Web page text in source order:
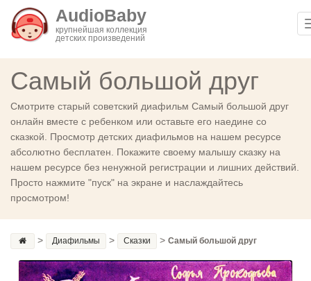
AudioBaby
крупнейшая коллекция
детских произведений
Самый большой друг
Смотрите старый советский диафильм Самый большой друг
онлайн вместе с ребенком или оставьте его наедине со
сказкой. Просмотр детских диафильмов на нашем ресурсе
абсолютно бесплатен. Покажите своему малышу сказку на
нашем ресурсе без ненужной регистрации и лишних действий.
Просто нажмите "пуск" на экране и наслаждайтесь
просмотром!
> Диафильмы > Сказки > Самый большой друг